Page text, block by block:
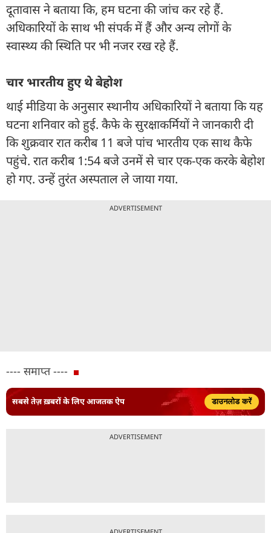
दूतावास ने बताया कि, हम घटना की जांच कर रहे हैं.
अधिकारियों के साथ भी संपर्क में हैं और अन्य लोगों के
स्वास्थ्य की स्थिति पर भी नजर रख रहे हैं.
चार भारतीय हुए थे बेहोश
थाई मीडिया के अनुसार स्थानीय अधिकारियों ने बताया कि यह
घटना शनिवार को हुई. कैफे के सुरक्षाकर्मियों ने जानकारी दी
कि शुक्रवार रात करीब 11 बजे पांच भारतीय एक साथ कैफे
पहुंचे. रात करीब 1:54 बजे उनमें से चार एक-एक करके बेहोश
हो गए. उन्हें तुरंत अस्पताल ले जाया गया.
ADVERTISEMENT
---- समाप्त ----
सबसे तेज़ ख़बरों के लिए आजतक ऐप डाउनलोड करें
ADVERTISEMENT